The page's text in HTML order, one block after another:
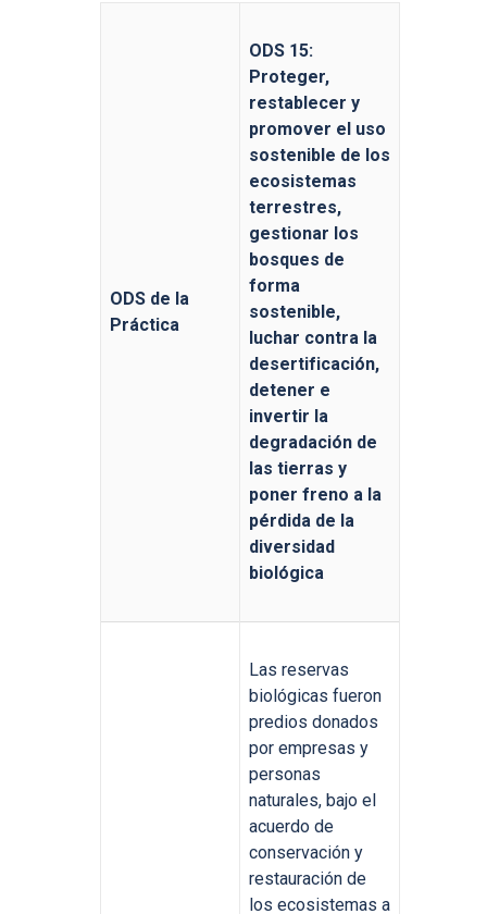
ODS de la
Práctica
ODS 15:
Proteger,
restablecer y
promover el uso
sostenible de los
ecosistemas
terrestres,
gestionar los
bosques de
forma
sostenible,
luchar contra la
desertificación,
detener e
invertir la
degradación de
las tierras y
poner freno a la
pérdida de la
diversidad
biológica
Las reservas
biológicas fueron
predios donados
por empresas y
personas
naturales, bajo el
acuerdo de
conservación y
restauración de
los ecosistemas a